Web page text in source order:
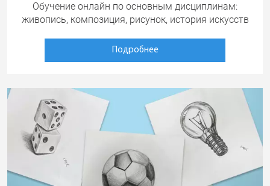
Обучение онлайн по основным дисциплинам:
живопись, композиция, рисунок, история искусств
Подробнее